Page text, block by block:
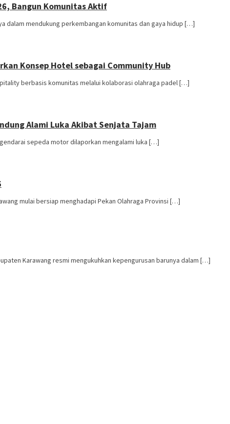
Bangun Komunitas Aktif
dalam mendukung perkembangan komunitas dan gaya hidup […]
Konsep Hotel sebagai Community Hub
berbasis komunitas melalui kolaborasi olahraga padel […]
Alami Luka Akibat Senjata Tajam
sepeda motor dilaporkan mengalami luka […]
mulai bersiap menghadapi Pekan Olahraga Provinsi […]
Karawang resmi mengukuhkan kepengurusan barunya dalam […]